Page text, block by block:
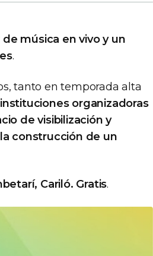
música en vivo y un
.
tanto en temporada alta
organizadoras
de visibilización y
construcción de un
Cariló. Gratis.